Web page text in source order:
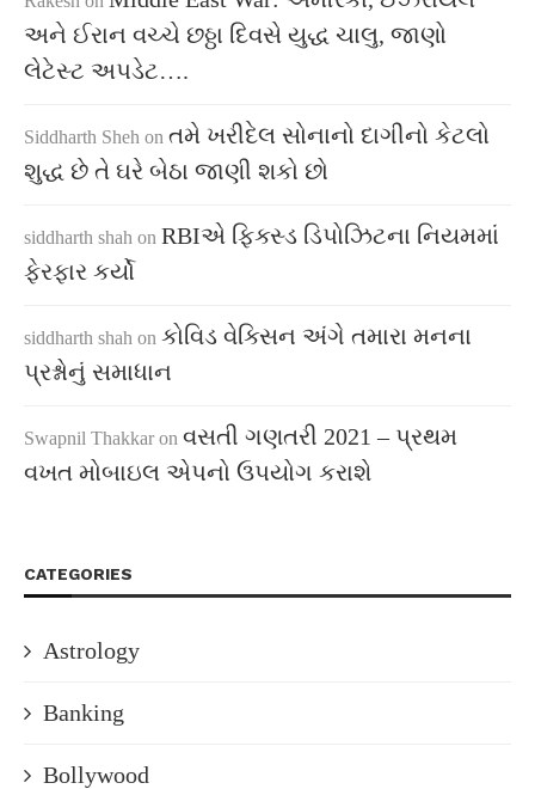
અને ઈરાન વચ્ચે છઠ્ઠા દિવસે યુદ્ધ ચાલુ, જાણો
લેટેસ્ટ અપડેટ….
Siddharth Sheh on તમે ખરીદેલ સોનાનો દાગીનો કેટલો
શુદ્ધ છે તે ઘરે બેઠા જાણી શકો છો
siddharth shah on RBIએ ફિક્સ્ડ ડિપોઝિટના નિયમમાં
ફેરફાર કર્યો
siddharth shah on કોવિડ વેક્સિન અંગે તમારા મનના
પ્રશ્નોનું સમાધાન
Swapnil Thakkar on વસતી ગણતરી 2021 – પ્રથમ
વખત મોબાઇલ એપનો ઉપયોગ કરાશે
CATEGORIES
Astrology
Banking
Bollywood